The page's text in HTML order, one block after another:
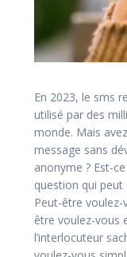
En 2023, le sms
utilisé par des
monde. Mais
message sans
anonyme ? Est-
question qui
Peut-être
être voulez-vous
l’interlocuteur